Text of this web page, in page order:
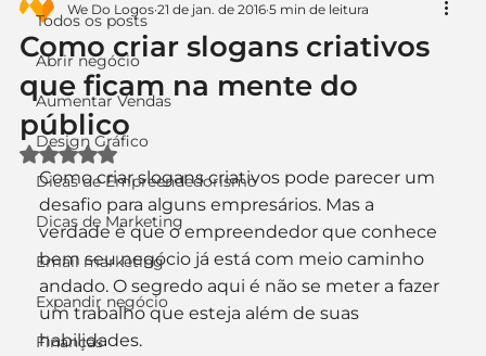
Todos os posts
Abrir negócio
Aumentar Vendas
Design Gráfico
Dicas de Empreendedorismo
Dicas de Marketing
Email marketing
Expandir negócio
Finanças
Como criar slogans criativos
que ficam na mente do
público
We Do Logos 21 de jan. de 2016 5 min de leitura
Avaliado com NaN de 5 estrelas.
Como criar slogans criativos pode parecer um
desafio para alguns empresários. Mas a
verdade é que o empreendedor que conhece
bem seu negócio já está com meio caminho
andado. O segredo aqui é não se meter a fazer
um trabalho que esteja além de suas
habilidades.